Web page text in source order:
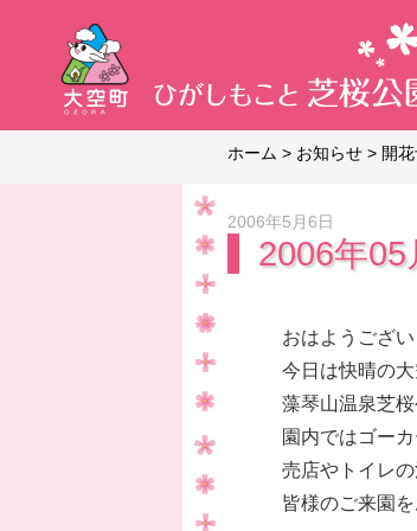
ホーム > お知らせ > 開
2006年5月6日
2006年05
おはようござい
今日は快晴の大
藻琴山温泉芝桜
園内ではゴー
売店やトイレの
皆様のご来園を